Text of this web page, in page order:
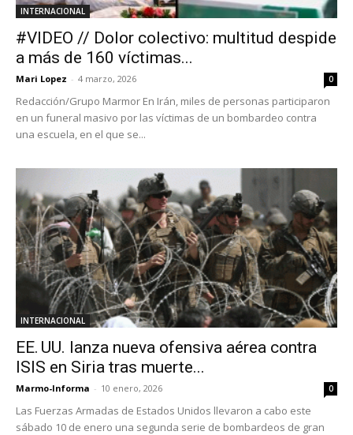
INTERNACIONAL
#VIDEO // Dolor colectivo: multitud despide
a más de 160 víctimas...
Mari Lopez - 4 marzo, 2026 0
Redacción/Grupo Marmor En Irán, miles de personas participaron
en un funeral masivo por las víctimas de un bombardeo contra
una escuela, en el que se...
INTERNACIONAL
EE. UU. lanza nueva ofensiva aérea contra
ISIS en Siria tras muerte...
Marmo-Informa - 10 enero, 2026 0
Las Fuerzas Armadas de Estados Unidos llevaron a cabo este
sábado 10 de enero una segunda serie de bombardeos de gran